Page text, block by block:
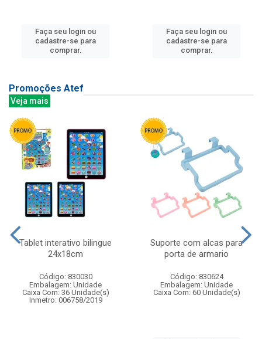
Faça seu login ou
cadastre-se para
comprar.
Faça seu login ou
cadastre-se para
comprar.
Promoções Atef
Veja mais
Tablet interativo bilingue
24x18cm
Código: 830030
Embalagem: Unidade
Caixa Com: 36 Unidade(s)
Inmetro: 006758/2019
Suporte com alcas para
porta de armario
Código: 830624
Embalagem: Unidade
Caixa Com: 60 Unidade(s)